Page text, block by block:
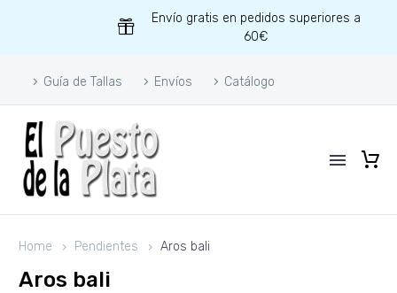
Envío gratis en pedidos superiores a
60€
Guía de Tallas Envíos Catálogo
Home Pendientes Aros bali
Aros bali